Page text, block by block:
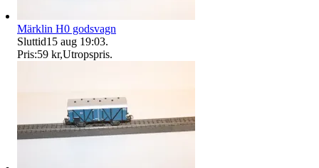
Märklin H0 godsvagn
Sluttid15 aug 19:03.
Pris:59 kr,Utropspris.